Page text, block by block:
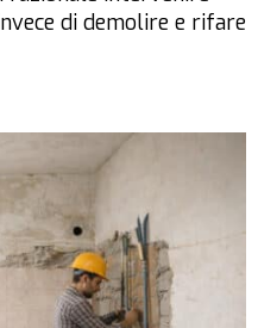
di demolire e rifare